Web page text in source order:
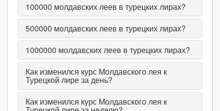
100000 молдавских леев в турецких лирах?
500000 молдавских леев в турецких лирах?
1000000 молдавских леев в турецких лирах?
Как изменился курс Молдавского лея к
Турецкой лире за день?
Как изменился курс Молдавского лея к